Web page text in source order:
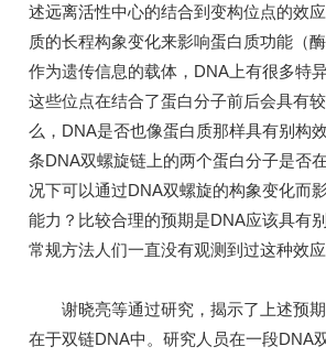
述远离活性中心的结合到变构位点的效
质的长程构象变化来影响蛋白质功能（
作为遗传信息的载体，DNA上有很多特
这些位点在结合了蛋白分子前后会具有
么，DNA是否也像蛋白质那样具有别构
条DNA双螺旋链上的两个蛋白分子是否
况下可以通过DNA双螺旋的构象变化而
能力？比较合理的预期是DNA应该具有
常规方法人们一直没有观测到过这种效应
谢晓亮等通过研究，揭示了上述预
在于双链DNA中。研究人员在一段DNA